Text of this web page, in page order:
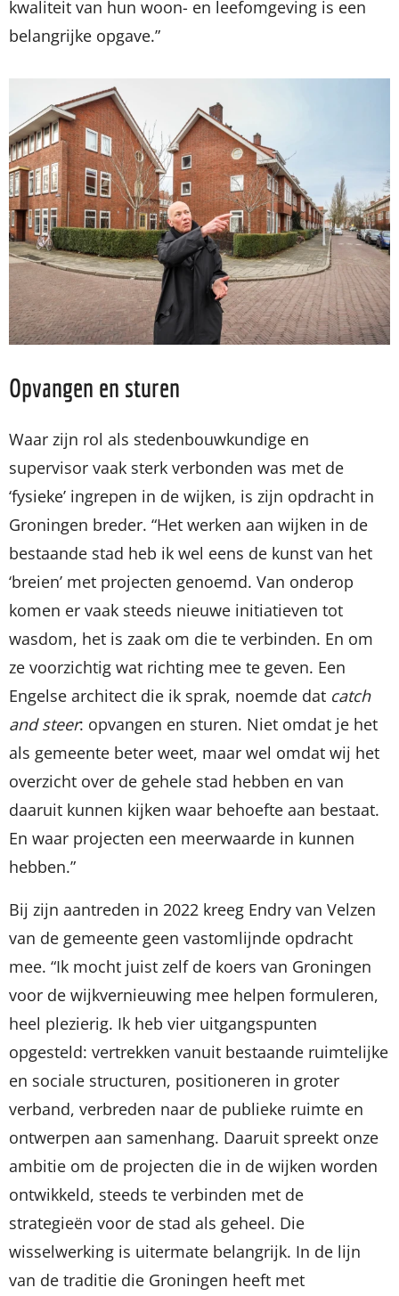
kwaliteit van hun woon- en leefomgeving is een
belangrijke opgave.”
Opvangen en sturen
Waar zijn rol als stedenbouwkundige en
supervisor vaak sterk verbonden was met de
‘fysieke’ ingrepen in de wijken, is zijn opdracht in
Groningen breder. “Het werken aan wijken in de
bestaande stad heb ik wel eens de kunst van het
‘breien’ met projecten genoemd. Van onderop
komen er vaak steeds nieuwe initiatieven tot
wasdom, het is zaak om die te verbinden. En om
ze voorzichtig wat richting mee te geven. Een
Engelse architect die ik sprak, noemde dat catch
and steer: opvangen en sturen. Niet omdat je het
als gemeente beter weet, maar wel omdat wij het
overzicht over de gehele stad hebben en van
daaruit kunnen kijken waar behoefte aan bestaat.
En waar projecten een meerwaarde in kunnen
hebben.”
Bij zijn aantreden in 2022 kreeg Endry van Velzen
van de gemeente geen vastomlijnde opdracht
mee. “Ik mocht juist zelf de koers van Groningen
voor de wijkvernieuwing mee helpen formuleren,
heel plezierig. Ik heb vier uitgangspunten
opgesteld: vertrekken vanuit bestaande ruimtelijke
en sociale structuren, positioneren in groter
verband, verbreden naar de publieke ruimte en
ontwerpen aan samenhang. Daaruit spreekt onze
ambitie om de projecten die in de wijken worden
ontwikkeld, steeds te verbinden met de
strategieën voor de stad als geheel. Die
wisselwerking is uitermate belangrijk. In de lijn
van de traditie die Groningen heeft met